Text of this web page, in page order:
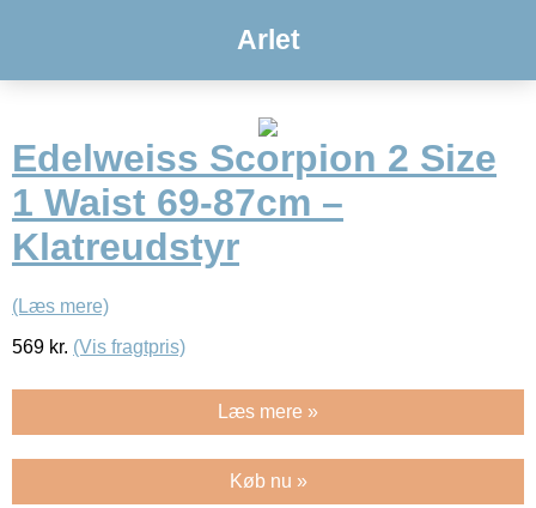
Arlet
Edelweiss Scorpion 2 Size
1 Waist 69-87cm –
Klatreudstyr
(Læs mere)
569 kr. (Vis fragtpris)
Læs mere »
Køb nu »